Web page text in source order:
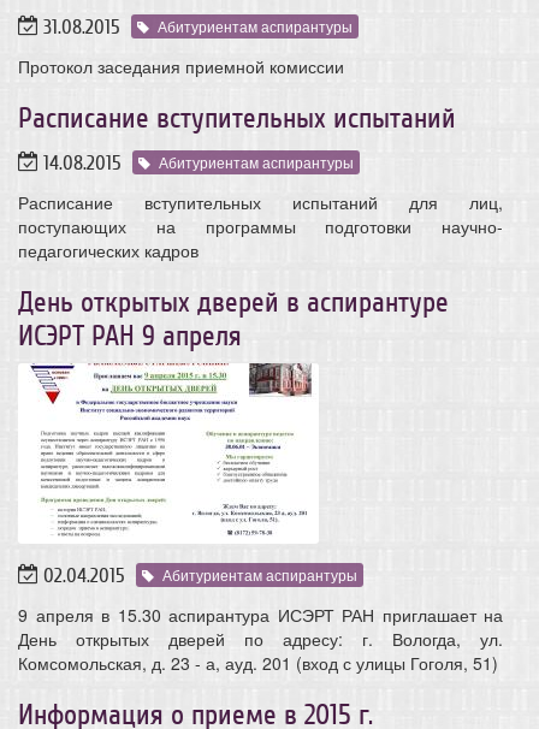
31.08.2015 Абитуриентам аспирантуры
Протокол заседания приемной комиссии
Расписание вступительных испытаний
14.08.2015 Абитуриентам аспирантуры
Расписание вступительных испытаний для лиц,
поступающих на программы подготовки научно-
педагогических кадров
День открытых дверей в аспирантуре
ИСЭРТ РАН 9 апреля
02.04.2015 Абитуриентам аспирантуры
9 апреля в 15.30 аспирантура ИСЭРТ РАН приглашает на
День открытых дверей по адресу: г. Вологда, ул.
Комсомольская, д. 23 - а, ауд. 201 (вход с улицы Гоголя, 51)
Информация о приеме в 2015 г.